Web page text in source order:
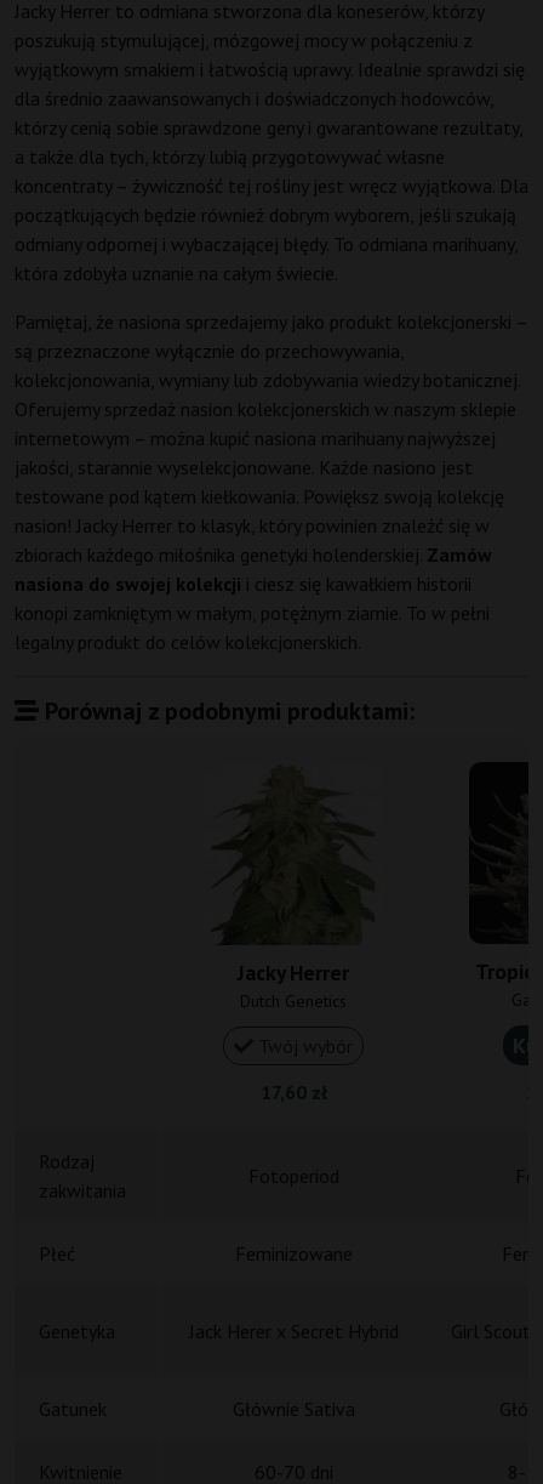
Jacky Herrer to odmiana stworzona dla koneserów, którzy
poszukują stymulującej, mózgowej mocy w połączeniu z
wyjątkowym smakiem i łatwością uprawy. Idealnie sprawdzi się
dla średnio zaawansowanych i doświadczonych hodowców,
którzy cenią sobie sprawdzone geny i gwarantowane rezultaty,
a także dla tych, którzy lubią przygotowywać własne
koncentraty – żywiczność tej rośliny jest wręcz wyjątkowa. Dla
początkujących będzie również dobrym wyborem, jeśli szukają
odmiany odpornej i wybaczającej błędy. To odmiana marihuany,
która zdobyła uznanie na całym świecie.
Pamiętaj, że nasiona sprzedajemy jako produkt kolekcjonerski –
są przeznaczone wyłącznie do przechowywania,
kolekcjonowania, wymiany lub zdobywania wiedzy botanicznej.
Oferujemy sprzedaż nasion kolekcjonerskich w naszym sklepie
internetowym – można kupić nasiona marihuany najwyższej
jakości, starannie wyselekcjonowane. Każde nasiono jest
testowane pod kątem kiełkowania. Powiększ swoją kolekcję
nasion! Jacky Herrer to klasyk, który powinien znaleźć się w
zbiorach każdego miłośnika genetyki holenderskiej. Zamów
nasiona do swojej kolekcji i ciesz się kawałkiem historii
konopi zamkniętym w małym, potężnym ziarnie. To w pełni
legalny produkt do celów kolekcjonerskich.
Porównaj z podobnymi produktami:
Jacky Herrer
Dutch Genetics
Płeć Feminizowane
Gatunek Głównie Sativa